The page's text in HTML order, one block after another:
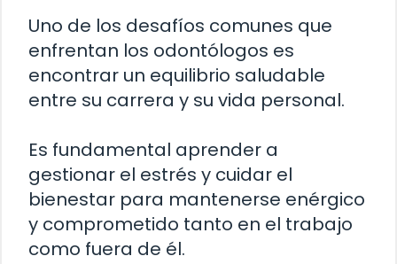
Uno de los desafíos comunes que
enfrentan los odontólogos es
encontrar un equilibrio saludable
entre su carrera y su vida personal.
Es fundamental aprender a
gestionar el estrés y cuidar el
bienestar para mantenerse enérgico
y comprometido tanto en el trabajo
como fuera de él.